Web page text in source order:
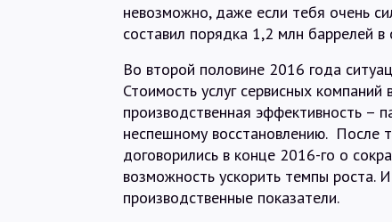
невозможно, даже если тебя очень
составил порядка 1,2 млн баррелей в
Во второй половине 2016 года
Стоимость услуг сервисных
производственная эффективность –
неспешному восстановлению. После
договорились в конце 2016-го о
возможность ускорить темпы роста.
производственные показатели.